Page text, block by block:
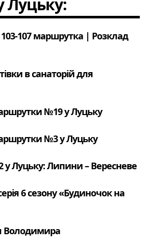
Луцьку:
103-107 маршрутка | Розклад
в санаторій для
№19 у Луцьку
№3 у Луцьку
Луцьку: Липини – Вересневе
6 сезону «Будиночок на
Володимира